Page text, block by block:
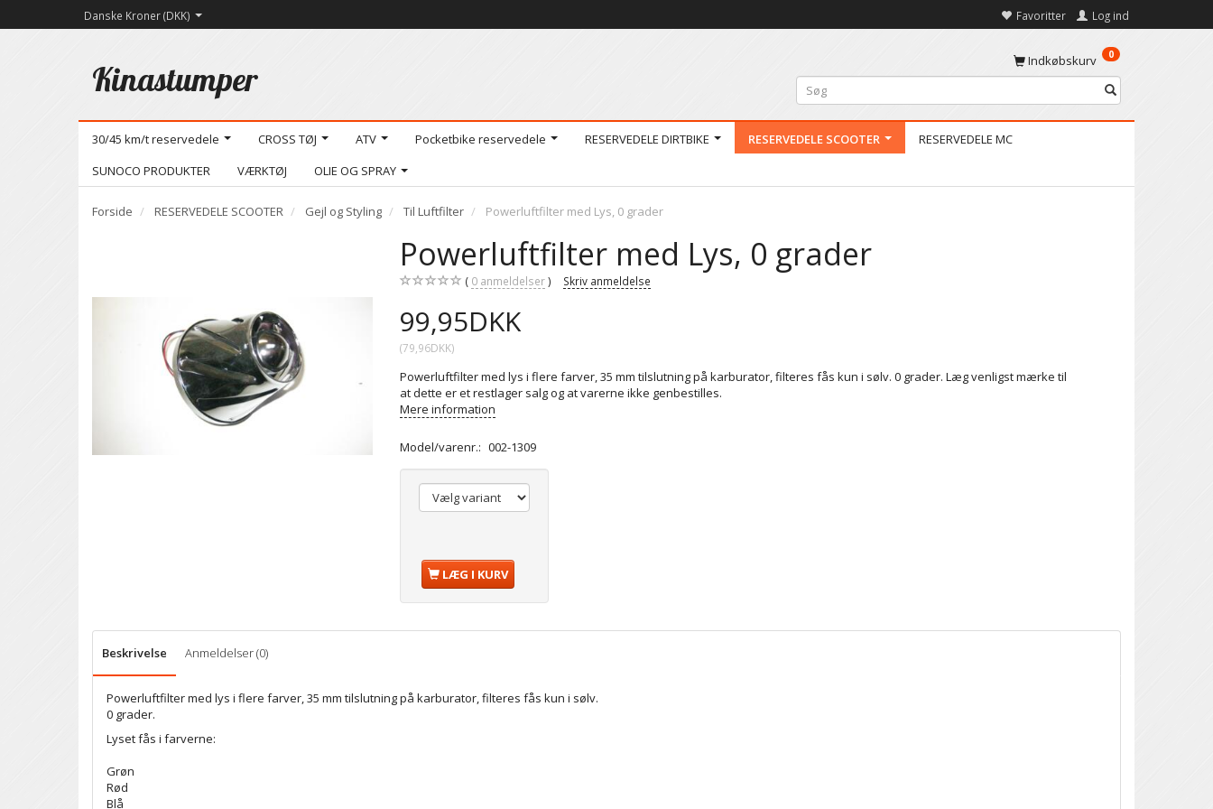
Danske Kroner (DKK) Favoritter Log ind
Kinastumper Indkøbskurv 0
30/45 km/t reservedele CROSS TØJ ATV Pocketbike reservedele RESERVEDELE DIRTBIKE RESERVEDELE SCOOTER
RESERVEDELE MC
SUNOCO PRODUKTER
VÆRKTØJ OLIE OG SPRAY
Forside RESERVEDELE SCOOTER Gejl og Styling Til Luftfilter Powerluftfilter med Lys, 0 grader
Powerluftfilter med Lys, 0 grader
0 anmeldelser Skriv anmeldelse
99,95DKK
(79,96DKK)
Powerluftfilter med lys i flere farver, 35 mm tilslutning på karburator, filteres fås kun i sølv. 0 grader. Læg venligst mærke til
at dette er et restlager salg og at varerne ikke genbestilles.
Mere information
Model/varenr.: 002-1309
LÆG I KURV
Beskrivelse Anmeldelser (0)
Powerluftfilter med lys i flere farver, 35 mm tilslutning på karburator, filteres fås kun i sølv.
0 grader.
Lyset fås i farverne:
Grøn
Rød
Blå